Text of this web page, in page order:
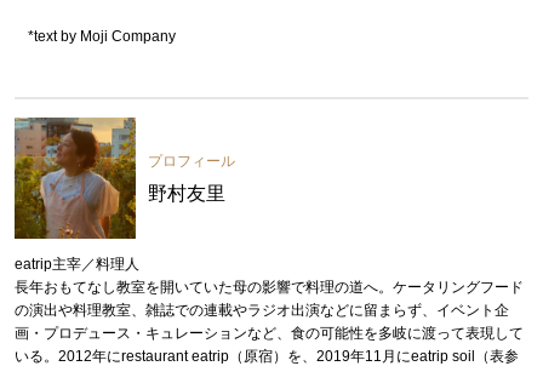
*text by Moji Company
プロフィール
野村友里
eatrip主宰／料理人
長年おもてなし教室を開いていた母の影響で料理の道へ。ケータリングフード
の演出や料理教室、雑誌での連載やラジオ出演などに留まらず、イベント企
画・プロデュース・キュレーションなど、食の可能性を多岐に渡って表現して
いる。2012年にrestaurant eatrip（原宿）を、2019年11月にeatrip soil（表参